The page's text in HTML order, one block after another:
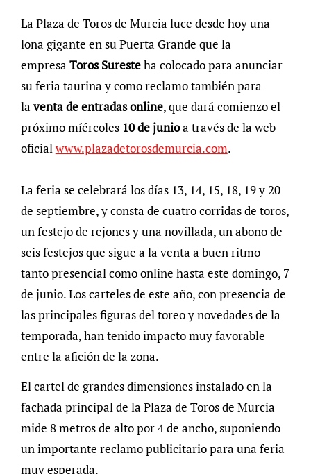
La Plaza de Toros de Murcia luce desde hoy una
lona gigante en su Puerta Grande que la
empresa Toros Suresteha colocado para anunciar
su feria taurina y como reclamo también para
laventa de entradas online, que dará comienzo el
próximo míércoles 10 de junioa través de la web
oficialwww.plazadetorosdemurcia.com.
La feria se celebrará los días 13, 14, 15, 18, 19 y 20
de septiembre, y consta de cuatro corridas de toros,
un festejo de rejones y una novillada, un abono de
seis festejos que sigue a la venta a buen ritmo
tanto presencial como online hasta este domingo, 7
de junio. Los carteles de este año, con presencia de
las principales figuras del toreo y novedades de la
temporada, han tenido impacto muy favorable
entre la afición de la zona.
El cartel de grandes dimensiones instalado en la
fachada principal de la Plaza de Toros de Murcia
mide 8 metros de alto por 4 de ancho, suponiendo
un importante reclamo publicitario para una feria
muy esperada.